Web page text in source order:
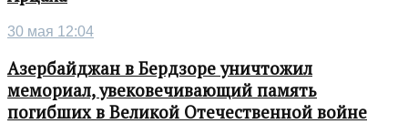
30 мая 12:04
Азербайджан в Бердзоре уничтожил
мемориал, увековечивающий память
погибших в Великой Отечественной войне